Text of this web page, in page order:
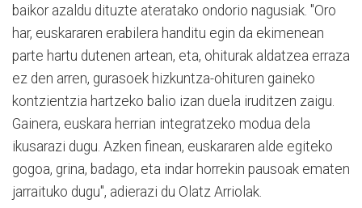
baikor azaldu dituzte ateratako ondorio nagusiak. "Oro
har, euskararen erabilera handitu egin da ekimenean
parte hartu dutenen artean, eta, ohiturak aldatzea erraza
ez den arren, gurasoek hizkuntza-ohituren gaineko
kontzientzia hartzeko balio izan duela iruditzen zaigu.
Gainera, euskara herrian integratzeko modua dela
ikusarazi dugu. Azken finean, euskararen alde egiteko
gogoa, grina, badago, eta indar horrekin pausoak ematen
jarraituko dugu", adierazi du Olatz Arriolak.